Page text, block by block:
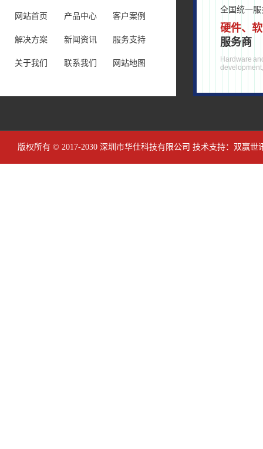
网站首页 产品中心 客户案例
解决方案 新闻资讯 服务支持
关于我们 联系我们 网站地图
全国统一
硬件、
服务商
Hardware
版权所有 © 2017-2030 深圳市华仕科技有限公司 技术支持： 双赢世